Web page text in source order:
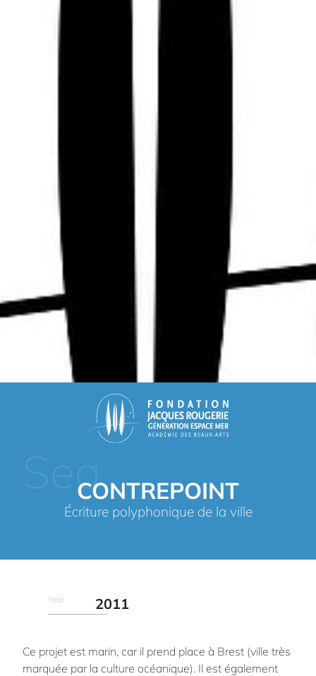
SeaCONTREPOINT
Écriture polyphonique de la ville
Year 2011
Ce projet est marin, car il prend place à Brest (ville très
marquée par la culture océanique). Il est également